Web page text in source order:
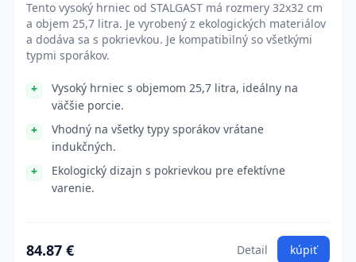
Tento vysoký hrniec od STALGAST má rozmery 32x32 cm
a objem 25,7 litra. Je vyrobený z ekologických materiálov
a dodáva sa s pokrievkou. Je kompatibilný so všetkými
typmi sporákov.
Vysoký hrniec s objemom 25,7 litra, ideálny na
väčšie porcie.
Vhodný na všetky typy sporákov vrátane
indukčných.
Ekologický dizajn s pokrievkou pre efektívne
varenie.
84.87 € Detail kúpiť